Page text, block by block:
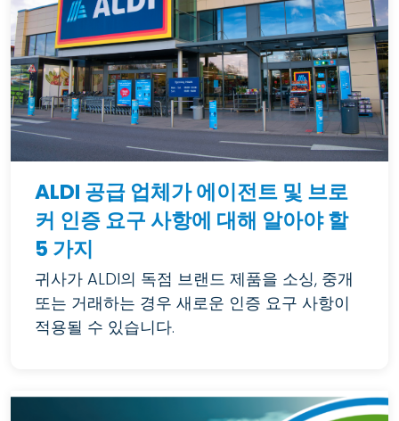
ALDI 공급 업체가 에이전트 및 브로
커 인증 요구 사항에 대해 알아야 할
5 가지
귀사가 ALDI의 독점 브랜드 제품을 소싱, 중개
또는 거래하는 경우 새로운 인증 요구 사항이
적용될 수 있습니다.